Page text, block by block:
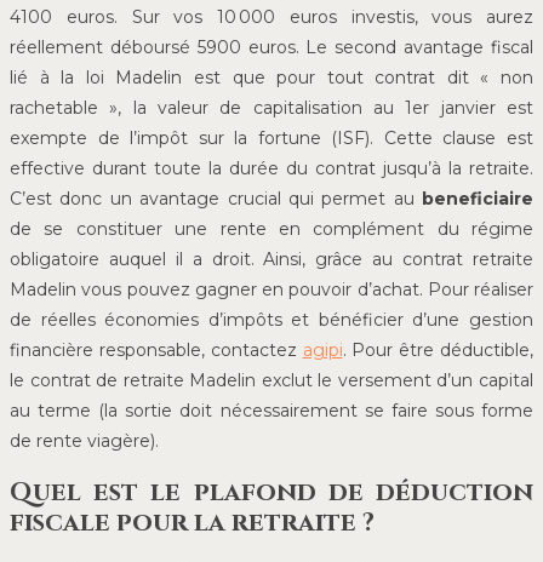
4100 euros. Sur vos 10 000 euros investis, vous aurez
réellement déboursé 5900 euros. Le second avantage fiscal
lié à la loi Madelin est que pour tout contrat dit « non
rachetable », la valeur de capitalisation au 1er janvier est
exempte de l’impôt sur la fortune (ISF). Cette clause est
effective durant toute la durée du contrat jusqu’à la retraite.
C’est donc un avantage crucial qui permet au beneficiaire
de se constituer une rente en complément du régime
obligatoire auquel il a droit. Ainsi, grâce au contrat retraite
Madelin vous pouvez gagner en pouvoir d’achat. Pour réaliser
de réelles économies d’impôts et bénéficier d’une gestion
financière responsable, contactez agipi. Pour être déductible,
le contrat de retraite Madelin exclut le versement d’un capital
au terme (la sortie doit nécessairement se faire sous forme
de rente viagère).
Quel est le plafond de déduction
fiscale pour la retraite ?